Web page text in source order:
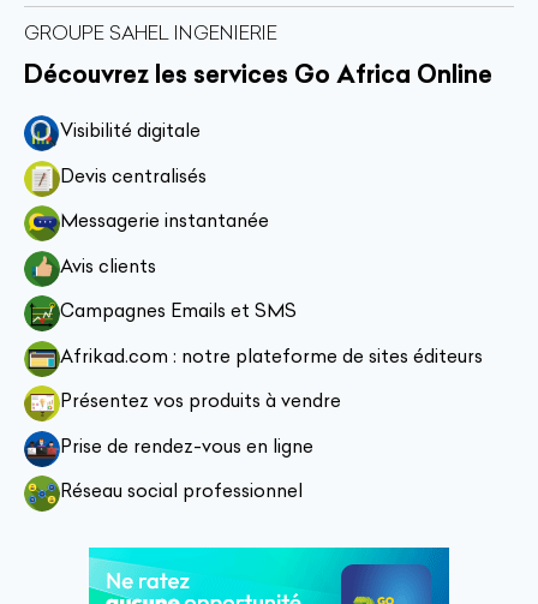
GROUPE SAHEL INGENIERIE
Découvrez les services Go Africa Online
Visibilité digitale
Devis centralisés
Messagerie instantanée
Avis clients
Campagnes Emails et SMS
Afrikad.com : notre plateforme de sites éditeurs
Présentez vos produits à vendre
Prise de rendez-vous en ligne
Réseau social professionnel